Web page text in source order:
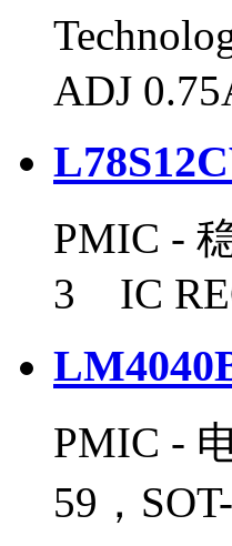
ADJ
PMIC -
3 IC
PMIC -
59，